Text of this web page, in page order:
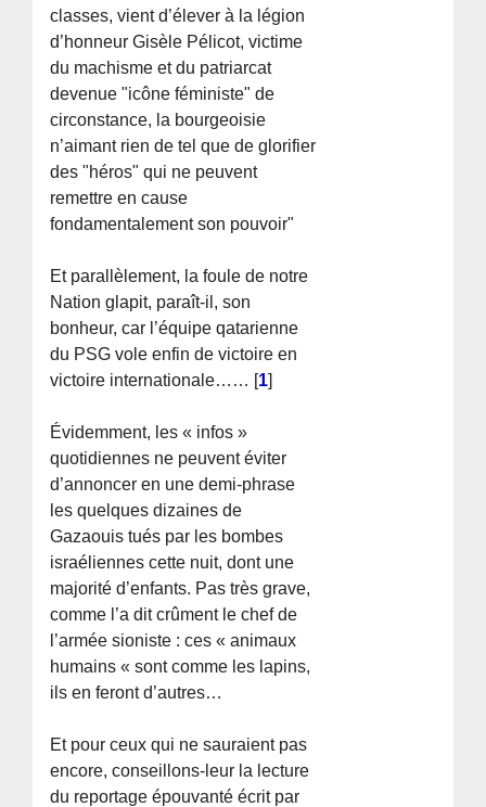
classes, vient d’élever à la légion
d’honneur Gisèle Pélicot, victime
du machisme et du patriarcat
devenue "icône féministe" de
circonstance, la bourgeoisie
n’aimant rien de tel que de glorifier
des "héros" qui ne peuvent
remettre en cause
fondamentalement son pouvoir"
Et parallèlement, la foule de notre
Nation glapit, paraît-il, son
bonheur, car l’équipe qatarienne
du PSG vole enfin de victoire en
victoire internationale…… [1]
Évidemment, les « infos »
quotidiennes ne peuvent éviter
d’annoncer en une demi-phrase
les quelques dizaines de
Gazaouis tués par les bombes
israéliennes cette nuit, dont une
majorité d’enfants. Pas très grave,
comme l’a dit crûment le chef de
l’armée sioniste : ces « animaux
humains « sont comme les lapins,
ils en feront d’autres…
Et pour ceux qui ne sauraient pas
encore, conseillons-leur la lecture
du reportage épouvanté écrit par